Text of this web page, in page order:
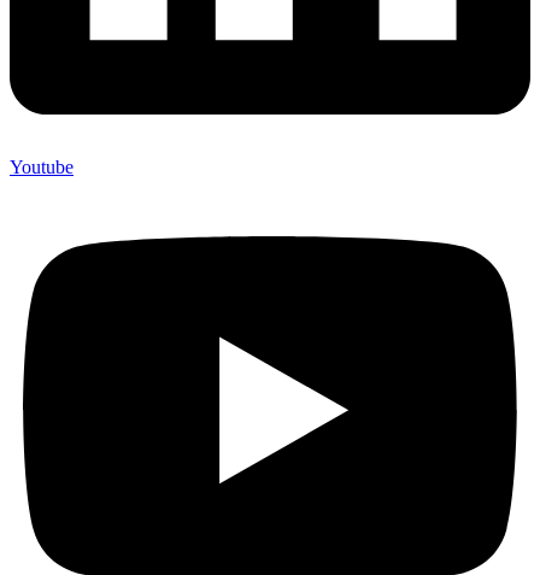
Youtube